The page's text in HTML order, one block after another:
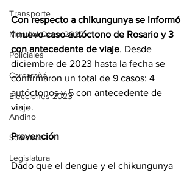
Transporte
Mundial Qatar 2022
Policiales
Carcarañá
Elecciones 2023
Andino
Sociedad
Legislatura
Con respecto a chikungunya se informó
1 nuevo caso autóctono de Rosario y 3
con antecedente de viaje. Desde
diciembre de 2023 hasta la fecha se
confirmaron un total de 9 casos: 4
autóctonos y 5 con antecedente de
viaje.
Prevención
Dado que el dengue y el chikungunya